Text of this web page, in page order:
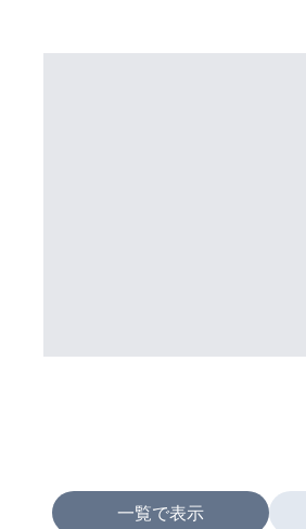
一覧で表示